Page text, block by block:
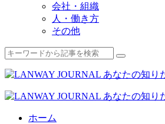
会社・組織
人・働き方
その他
ホーム